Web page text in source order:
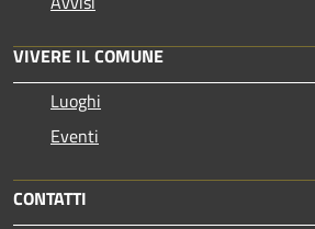
VIVERE IL COMUNE
Luoghi
Eventi
CONTATTI